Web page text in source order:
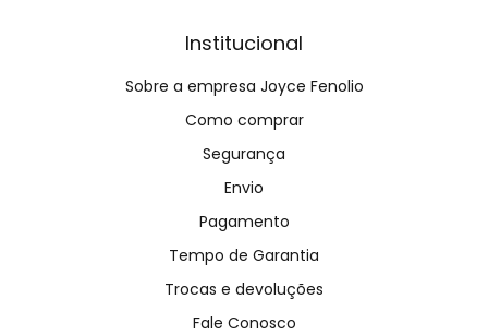
Institucional
Sobre a empresa Joyce Fenolio
Como comprar
Segurança
Envio
Pagamento
Tempo de Garantia
Trocas e devoluções
Fale Conosco